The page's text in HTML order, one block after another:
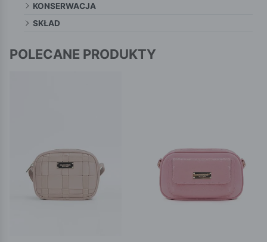
KONSERWACJA
SKŁAD
POLECANE PRODUKTY